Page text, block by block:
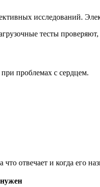
исследований.
тесты
проблемах с сердцем.
отвечает и когда его